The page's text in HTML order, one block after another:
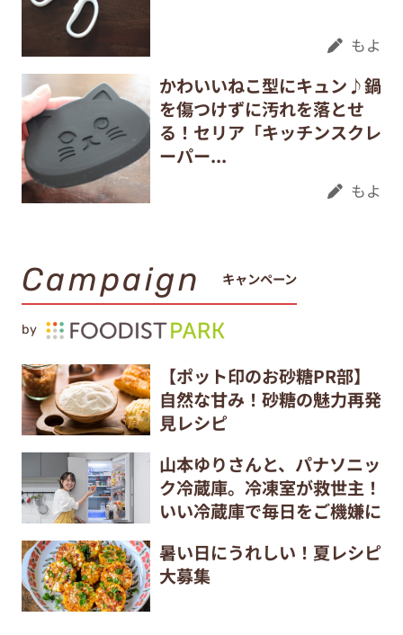
もよ
かわいいねこ型にキュン♪鍋
を傷つけずに汚れを落とせ
る！セリア「キッチンスクレ
ーパー...
もよ
Campaign キャンペーン
by
【ポット印のお砂糖PR部】
自然な甘み！砂糖の魅力再発
見レシピ
山本ゆりさんと、パナソニッ
ク冷蔵庫。冷凍室が救世主！
いい冷蔵庫で毎日をご機嫌に
暑い日にうれしい！夏レシピ
大募集